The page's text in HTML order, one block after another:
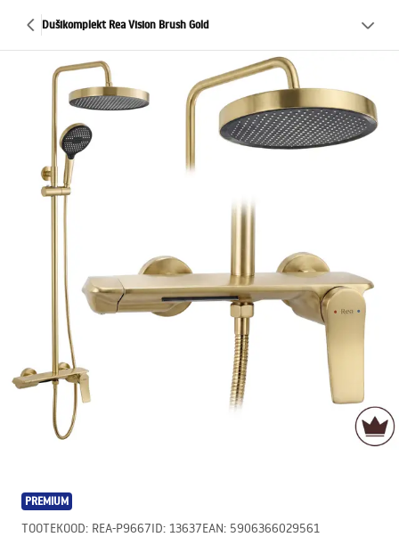
Dušikomplekt Rea Vision Brush Gold
PREMIUM
TOOTEKOOD: REA-P9667ID: 13637EAN: 5906366029561